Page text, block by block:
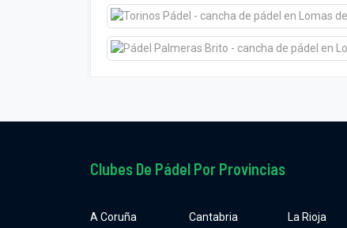
Clubes De Pádel Por Provincias
A Coruña
Cantabria
La Rioja